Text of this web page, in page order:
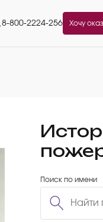
8-800-2224-256 Хочу
Поиск по имени